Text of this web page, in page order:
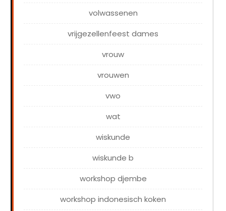
volwassenen
vrijgezellenfeest dames
vrouw
vrouwen
vwo
wat
wiskunde
wiskunde b
workshop djembe
workshop indonesisch koken